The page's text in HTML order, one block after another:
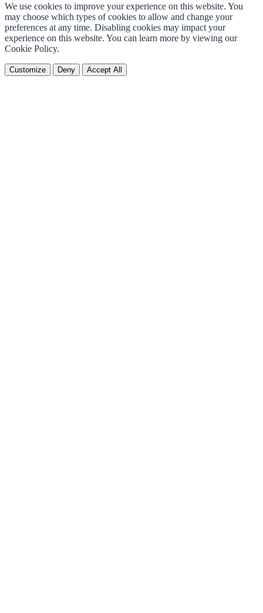
We use cookies to improve your experience on this website. You
may choose which types of cookies to allow and change your
preferences at any time. Disabling cookies may impact your
experience on this website. You can learn more by viewing our
Cookie Policy.
Customize Deny Accept All